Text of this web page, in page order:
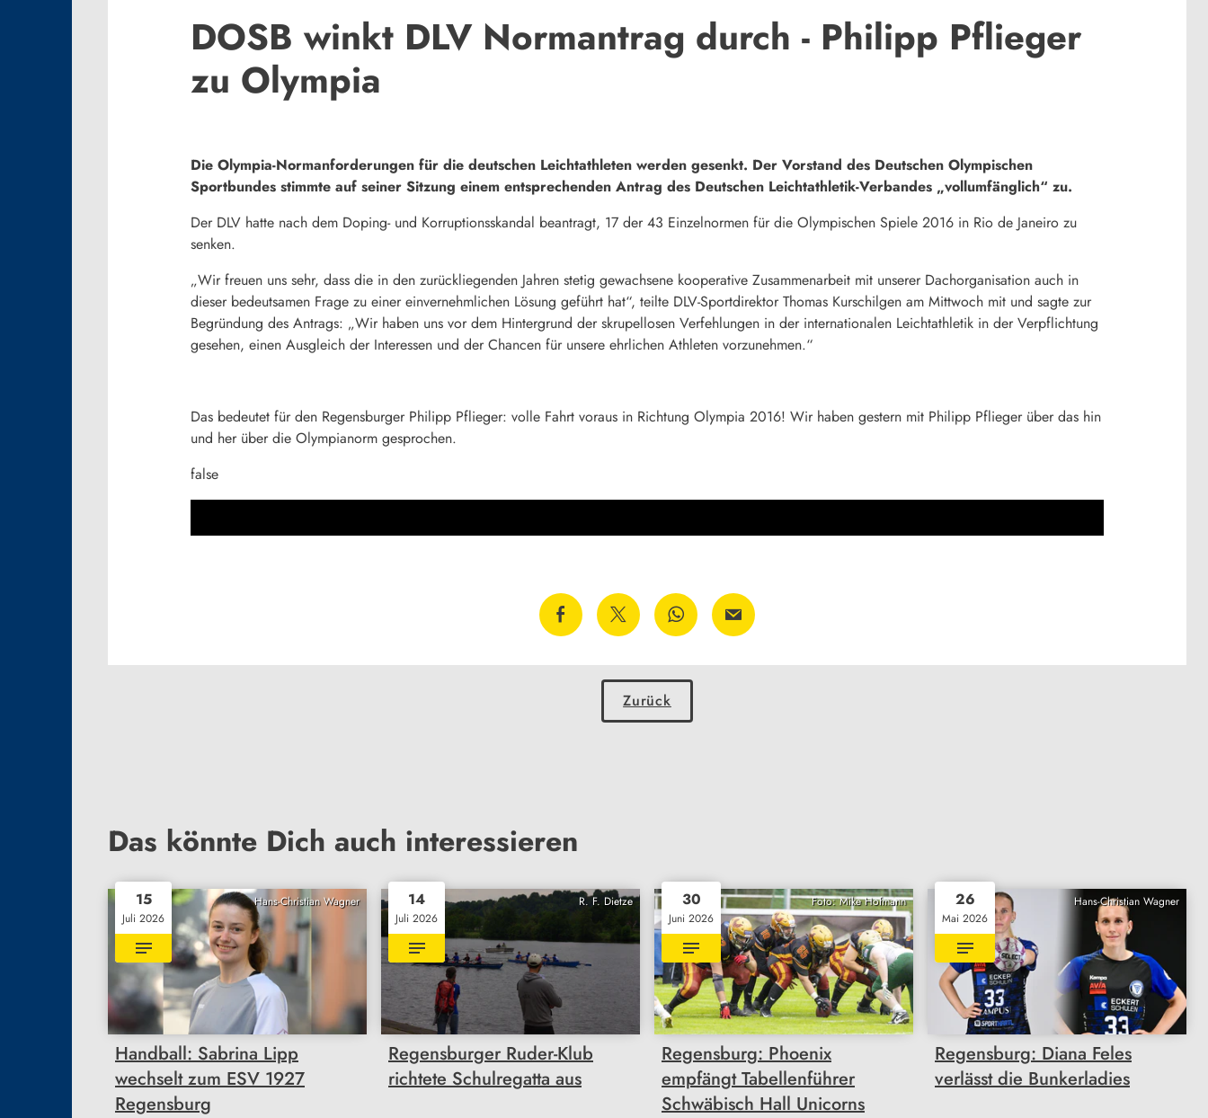
DOSB winkt DLV Normantrag durch - Philipp Pflieger
zu Olympia
Die Olympia-Normanforderungen für die deutschen Leichtathleten werden gesenkt. Der Vorstand des Deutschen Olympischen
Sportbundes stimmte auf seiner Sitzung einem entsprechenden Antrag des Deutschen Leichtathletik-Verbandes „vollumfänglich“ zu.
Der DLV hatte nach dem Doping- und Korruptionsskandal beantragt, 17 der 43 Einzelnormen für die Olympischen Spiele 2016 in Rio de Janeiro zu
senken.
„Wir freuen uns sehr, dass die in den zurückliegenden Jahren stetig gewachsene kooperative Zusammenarbeit mit unserer Dachorganisation auch in
dieser bedeutsamen Frage zu einer einvernehmlichen Lösung geführt hat“, teilte DLV-Sportdirektor Thomas Kurschilgen am Mittwoch mit und sagte zur
Begründung des Antrags: „Wir haben uns vor dem Hintergrund der skrupellosen Verfehlungen in der internationalen Leichtathletik in der Verpflichtung
gesehen, einen Ausgleich der Interessen und der Chancen für unsere ehrlichen Athleten vorzunehmen.“
Das bedeutet für den Regensburger Philipp Pflieger: volle Fahrt voraus in Richtung Olympia 2016! Wir haben gestern mit Philipp Pflieger über das hin
und her über die Olympianorm gesprochen.
false
Zurück
Das könnte Dich auch interessieren
Hans-Christian Wagner
15
Juli 2026
Handball: Sabrina Lipp
wechselt zum ESV 1927
Regensburg
R. F. Dietze
14
Juli 2026
Regensburger Ruder-Klub
richtete Schulregatta aus
Foto: Mike Hofmann
30
Juni 2026
Regensburg: Phoenix
empfängt Tabellenführer
Schwäbisch Hall Unicorns
Hans-Christian Wagner
26
Mai 2026
Regensburg: Diana Feles
verlässt die Bunkerladies